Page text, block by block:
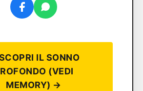
IL SONNO
(VEDI
MEMORY) →